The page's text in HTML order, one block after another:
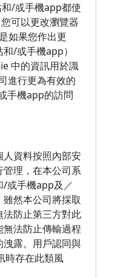
/或手機app都使
可以更改瀏覽器
如果您作出更
/或手機app）
中的資訊用於識
進行更為有效的
手機app的訪問
資料按照內部安
理，在本公司系
/或手機app及／
然本公司將採取
防止第三方對此
法防止傳輸過程
露。用戶認同與
時存在此類風